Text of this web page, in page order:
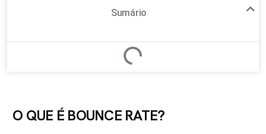
Sumário
O QUE É BOUNCE RATE?